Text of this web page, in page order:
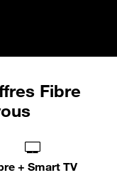
Fibre
+ Smart TV